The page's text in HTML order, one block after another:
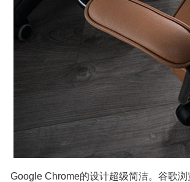
Google Chrome的设计超级简洁。谷歌